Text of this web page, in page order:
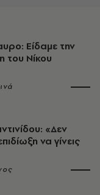
Είδαμε την
του Νίκου
«Δεν
να γίνεις